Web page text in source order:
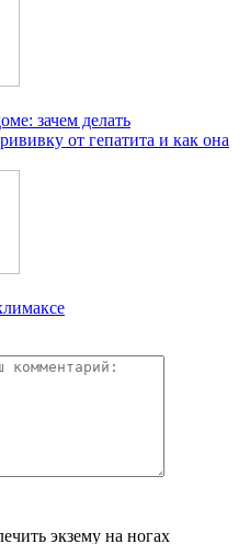
зачем делать
от гепатита и как она